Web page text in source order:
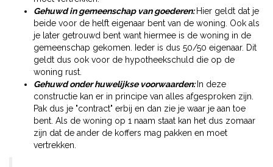
Gehuwd in gemeenschap van goederen:Hier geldt dat je
beide voor de helft eigenaar bent van de woning. Ook als
je later getrouwd bent want hiermee is de woning in de
gemeenschap gekomen. Ieder is dus 50/50 eigenaar. Dit
geldt dus ook voor de hypotheekschuld die op de
woning rust.
Gehuwd onder huwelijkse voorwaarden: In deze
constructie kan er in principe van alles afgesproken zijn.
Pak dus je "contract" erbij en dan zie je waar je aan toe
bent. Als de woning op 1 naam staat kan het dus zomaar
zijn dat de ander de koffers mag pakken en moet
vertrekken.